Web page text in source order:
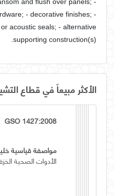
- decorative finishes; -
acoustic seals; - alternative
supporting construction(s).
الأكثر مبيعاً في قطاع
GSO 1427:2008
مواصفة قياسية
الأدوات الصحية